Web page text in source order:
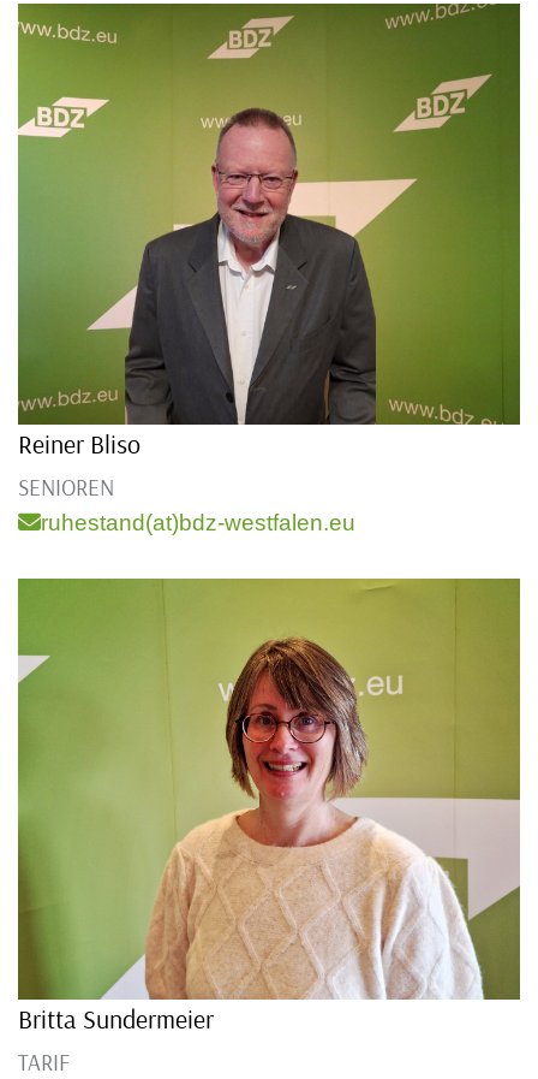
Reiner Bliso
SENIOREN
ruhestand(at)bdz-westfalen.eu
Britta Sundermeier
TARIF